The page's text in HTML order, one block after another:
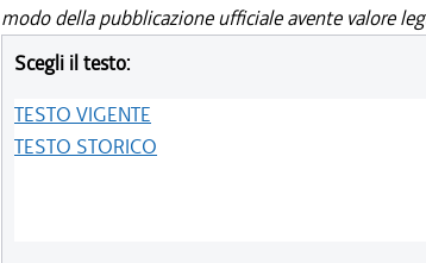
modo della pubblicazione ufficiale avente valore
Scegli il testo:
TESTO VIGENTE
TESTO STORICO